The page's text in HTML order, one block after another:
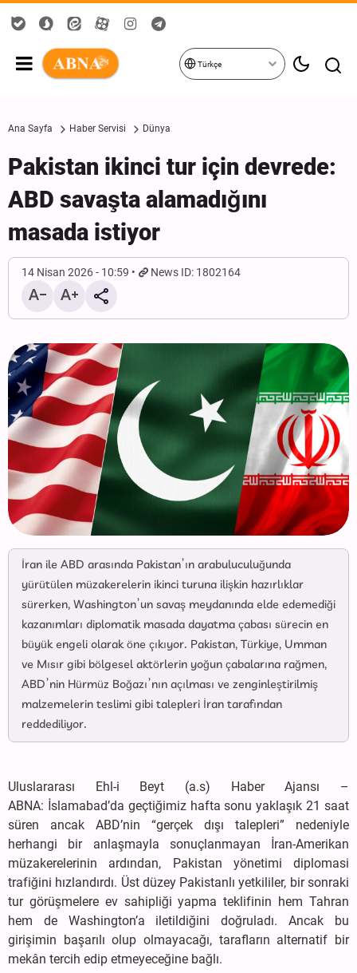
Türkçe
Ana Sayfa Haber Servisi Dünya
Pakistan ikinci tur için devrede:
ABD savaşta alamadığını
masada istiyor
14 Nisan 2026 - 10:59 News ID: 1802164
İran ile ABD arasında Pakistan’ın arabuluculuğunda
yürütülen müzakerelerin ikinci turuna ilişkin hazırlıklar
sürerken, Washington’un savaş meydanında elde edemediği
kazanımları diplomatik masada dayatma çabası sürecin en
büyük engeli olarak öne çıkıyor. Pakistan, Türkiye, Umman
ve Mısır gibi bölgesel aktörlerin yoğun çabalarına rağmen,
ABD’nin Hürmüz Boğazı’nın açılması ve zenginleştirilmiş
malzemelerin teslimi gibi talepleri İran tarafından
reddediliyor.
Uluslararası Ehl-i Beyt (a.s) Haber Ajansı –
ABNA: İslamabad’da geçtiğimiz hafta sonu yaklaşık 21 saat
süren ancak ABD’nin “gerçek dışı talepleri” nedeniyle
herhangi bir anlaşmayla sonuçlanmayan İran-Amerikan
müzakerelerinin ardından, Pakistan yönetimi diplomasi
trafiğini hızlandırdı. Üst düzey Pakistanlı yetkililer, bir sonraki
tur görüşmelere ev sahipliği yapma teklifinin hem Tahran
hem de Washington’a iletildiğini doğruladı. Ancak bu
girişimin başarılı olup olmayacağı, tarafların alternatif bir
mekân tercih edip etmeyeceğine bağlı.